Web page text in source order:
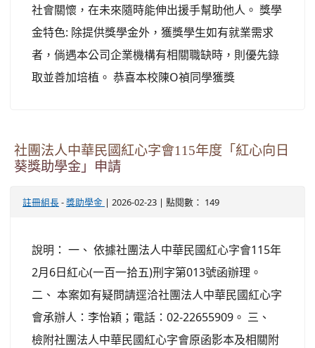
社會關懷，在未來隨時能伸出援手幫助他人。 獎學
金特色: 除提供獎學金外，獲獎學生如有就業需求
者，倘遇本公司企業機構有相關職缺時，則優先錄
取並善加培植。 恭喜本校陳O禎同學獲獎
社團法人中華民國紅心字會115年度「紅心向日
葵獎助學金」申請
註冊組長 - 獎助學金 | 2026-02-23 | 點閱數： 149
說明： 一、 依據社團法人中華民國紅心字會115年
2月6日紅心(一百一拾五)刑字第013號函辦理。
二、 本案如有疑問請逕洽社團法人中華民國紅心字
會承辦人：李怡穎；電話：02-22655909。 三、
檢附社團法人中華民國紅心字會原函影本及相關附